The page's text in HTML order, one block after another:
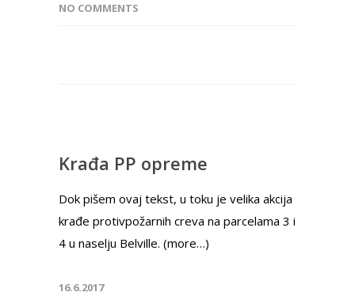
NO COMMENTS
Krađa PP opreme
Dok pišem ovaj tekst, u toku je velika akcija
krađe protivpožarnih creva na parcelama 3 i
4 u naselju Belville. (more…)
16.6.2017